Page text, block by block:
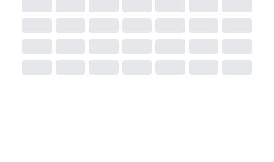
Utomhuspool och inomhuspool erbjuds för gästerna
Fitnesscenter för den träningsintresserade
Underhållning, musik och programkvällar erbjuds
ibland
Reception är bemannad dygnet runt